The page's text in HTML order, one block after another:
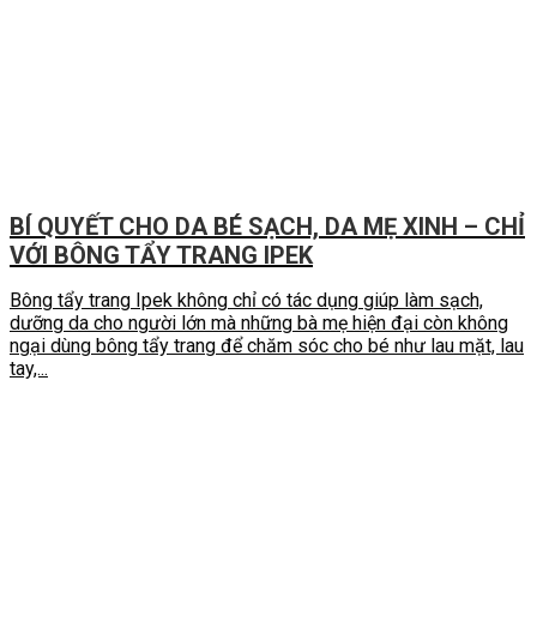
BÍ QUYẾT CHO DA BÉ SẠCH, DA MẸ XINH – CHỈ
VỚI BÔNG TẨY TRANG IPEK
Bông tẩy trang Ipek không chỉ có tác dụng giúp làm sạch,
dưỡng da cho người lớn mà những bà mẹ hiện đại còn không
ngại dùng bông tẩy trang để chăm sóc cho bé như lau mặt, lau
tay,...